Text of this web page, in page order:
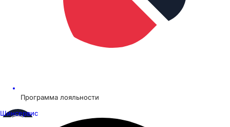
Программа лояльности
Шинсервис